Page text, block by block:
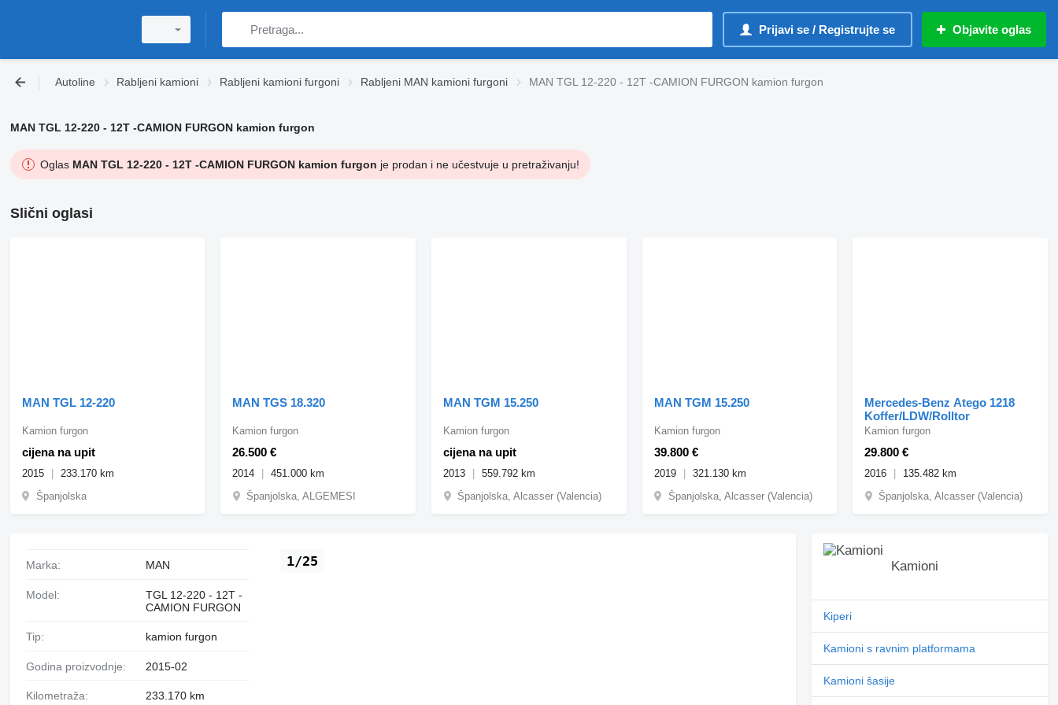
Prijavi se / Registrujte se Objavite oglas
Autoline Rabljeni kamioni Rabljeni kamioni furgoni Rabljeni MAN kamioni furgoni MAN TGL 12-220 - 12T -CAMION FURGON kamion furgon
MAN TGL 12-220 - 12T -CAMION FURGON kamion furgon
Oglas MAN TGL 12-220 - 12T -CAMION FURGON kamion furgon je prodan i ne učestvuje u pretraživanju!
Slični oglasi
MAN TGL 12-220
cijena na upit
Kamion furgon
2015
233.170 km
Španjolska
MAN TGS 18.320
26.500 €
Kamion furgon
2014
451.000 km
Španjolska, ALGEMESI
MAN TGM 15.250
cijena na upit
Kamion furgon
2013
559.792 km
Španjolska, Alcasser (Valencia)
MAN TGM 15.250
39.800 €
Kamion furgon
2019
321.130 km
Španjolska, Alcasser (Valencia)
Mercedes-Benz Atego 1218
Koffer/LDW/Rolltor
29.800 €
Kamion furgon
2016
135.482 km
Španjolska, Alcasser (Valencia)
1/25
Marka: MAN
Model:
TGL 12-220 - 12T -
CAMION FURGON
Tip: kamion furgon
Godina proizvodnje: 2015-02
Kilometraža: 233.170 km
Kamioni
Kiperi
Kamioni s ravnim platformama
Kamioni šasije